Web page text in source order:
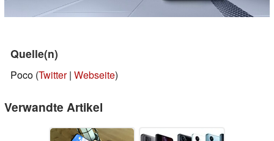
Quelle(n)
Poco (Twitter| Webseite)
Verwandte Artikel